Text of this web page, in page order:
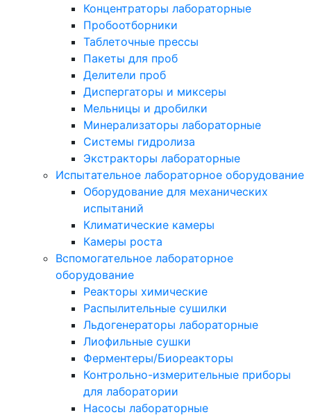
Концентраторы лабораторные
Пробоотборники
Таблеточные прессы
Пакеты для проб
Делители проб
Диспергаторы и миксеры
Мельницы и дробилки
Минерализаторы лабораторные
Системы гидролиза
Экстракторы лабораторные
Испытательное лабораторное оборудование
Оборудование для механических
испытаний
Климатические камеры
Камеры роста
Вспомогательное лабораторное
оборудование
Реакторы химические
Распылительные сушилки
Льдогенераторы лабораторные
Лиофильные сушки
Ферментеры/Биореакторы
Контрольно-измерительные приборы
для лаборатории
Насосы лабораторные